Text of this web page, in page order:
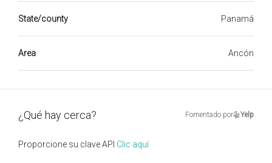
State/county Panamá
Area Ancón
¿Qué hay cerca? Fomentado por Yelp
Proporcione su clave API Clic aquí